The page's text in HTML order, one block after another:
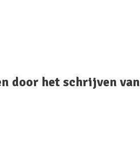
door het schrijven van